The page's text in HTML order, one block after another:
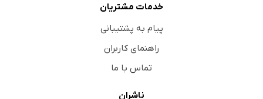
خدمات مشتریان
پیام به پشتیبانی
راهنمای کاربران
تماس با ما
ناشران